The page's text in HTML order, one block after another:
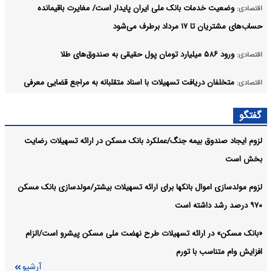
اقتصادی: وضعیت خدمات بانک ملی ایران پایدار است/ مغایرت‌ باقیمانده
حساب‌های مشتریان تا ۱۷ مرداد برطرف می‌شود
اقتصادی: ورود ۵۸۶ میلیارد تومان پول حقیقی به صندوق‌های طلا
اقتصادی: متخلفان دریافت تسهیلات با اسناد متقلبانه به مراجع قضایی معرفی
اقتصادی: شاخص کل در آستانه قله ۵.۲ میلیون واحدی
آرشیو
گفتگو
لزوم ایجاد صندوق بیمه جنگ/عملکرد بانک مسکن در ارائه تسهیلات رضایت
بخش است
لزوم مولدسازی اموال بانکها برای ارائه تسهیلات بیشتر/مولدسازی بانک مسکن
۹۷۰ درصد رشد داشته است
«بانک مسکن» در ارائه تسهیلات طرح نهضت ملی مسکن پیشرو است/الزام
افزایش وام متناسب با تورم
آرشیو